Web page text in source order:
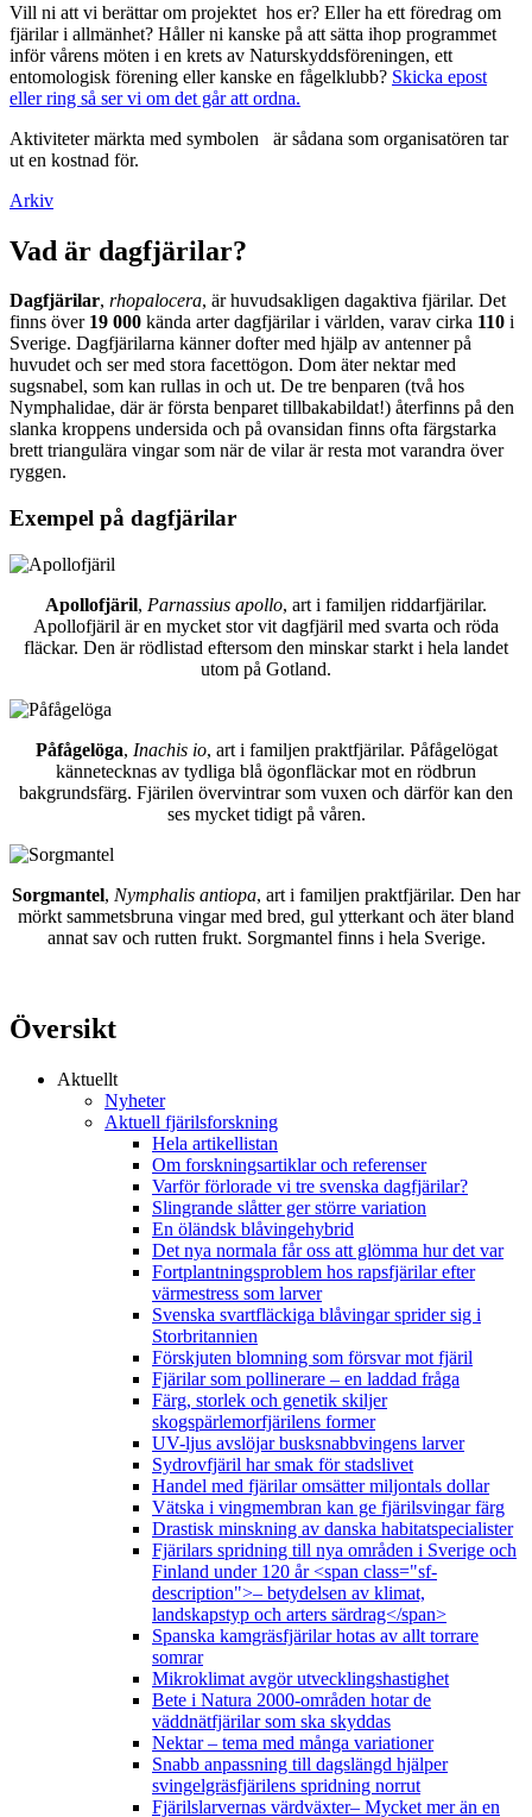
Vill ni att vi berättar om projektet hos er? Eller ha ett föredrag om
fjärilar i allmänhet? Håller ni kanske på att sätta ihop programmet
inför vårens möten i en krets av Naturskyddsföreningen, ett
entomologisk förening eller kanske en fågelklubb? Skicka epost
eller ring så ser vi om det går att ordna.
Aktiviteter märkta med symbolen
är sådana som organisatören tar
ut en kostnad för.
Arkiv
Vad är dagfjärilar?
Dagfjärilar, rhopalocera, är huvudsakligen dagaktiva fjärilar. Det
finns över 19 000 kända arter dagfjärilar i världen, varav cirka 110 i
Sverige. Dagfjärilarna känner dofter med hjälp av antenner på
huvudet och ser med stora facettögon. Dom äter nektar med
sugsnabel, som kan rullas in och ut. De tre benparen (två hos
Nymphalidae, där är första benparet tillbakabildat!) återfinns på den
slanka kroppens undersida och på ovansidan finns ofta färgstarka
brett triangulära vingar som när de vilar är resta mot varandra över
ryggen.
Exempel på dagfjärilar
Apollofjäril, Parnassius apollo, art i familjen riddarfjärilar.
Apollofjäril är en mycket stor vit dagfjäril med svarta och röda
fläckar. Den är rödlistad eftersom den minskar starkt i hela landet
utom på Gotland.
Påfågelöga, Inachis io, art i familjen praktfjärilar. Påfågelögat
kännetecknas av tydliga blå ögonfläckar mot en rödbrun
bakgrundsfärg. Fjärilen övervintrar som vuxen och därför kan den
ses mycket tidigt på våren.
Sorgmantel, Nymphalis antiopa, art i familjen praktfjärilar. Den har
mörkt sammetsbruna vingar med bred, gul ytterkant och äter bland
annat sav och rutten frukt. Sorgmantel finns i hela Sverige.
Översikt
Aktuellt
Nyheter
Aktuell fjärilsforskning
Hela artikellistan
Om forskningsartiklar och referenser
Varför förlorade vi tre svenska dagfjärilar?
Slingrande slåtter ger större variation
En öländsk blåvingehybrid
Det nya normala får oss att glömma hur det var
Fortplantningsproblem hos rapsfjärilar efter
värmestress som larver
Svenska svartfläckiga blåvingar sprider sig i
Storbritannien
Förskjuten blomning som försvar mot fjäril
Fjärilar som pollinerare – en laddad fråga
Färg, storlek och genetik skiljer
skogspärlemorfjärilens former
UV-ljus avslöjar busksnabbvingens larver
Sydrovfjäril har smak för stadslivet
Handel med fjärilar omsätter miljontals dollar
Vätska i vingmembran kan ge fjärilsvingar färg
Drastisk minskning av danska habitatspecialister
Fjärilars spridning till nya områden i Sverige och
Finland under 120 år <span class="sf-
description">– betydelsen av klimat,
landskapstyp och arters särdrag</span>
Spanska kamgräsfjärilar hotas av allt torrare
somrar
Mikroklimat avgör utvecklingshastighet
Bete i Natura 2000-områden hotar de
väddnätfjärilar som ska skyddas
Nektar – tema med många variationer
Snabb anpassning till dagslängd hjälper
svingelgräsfjärilens spridning norrut
Fjärilslarvernas värdväxter– Mycket mer än en